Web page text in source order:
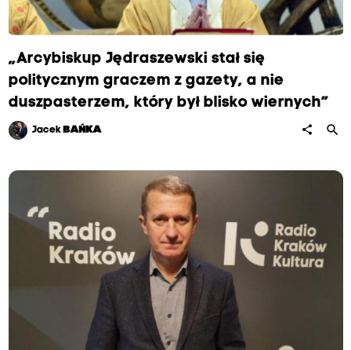
„Arcybiskup Jędraszewski stał się
politycznym graczem z gazety, a nie
duszpasterzem, który był blisko wiernych”
Jacek BAŃKA share search